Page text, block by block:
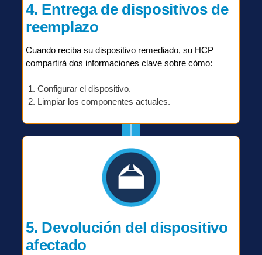
4. Entrega de dispositivos de
reemplazo
Cuando reciba su dispositivo remediado, su HCP
compartirá dos informaciones clave sobre cómo:
Configurar el dispositivo.
Limpiar los componentes actuales.
5. Devolución del dispositivo
afectado